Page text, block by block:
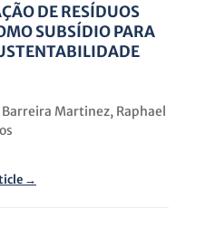
DE RESÍDUOS
SUBSÍDIO PARA
Martinez, Raphael
→